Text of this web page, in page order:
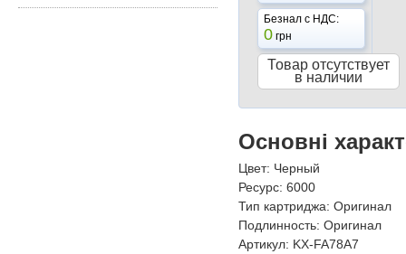
Безнал с НДС:
0 грн
Товар отсутствует
в наличии
Основні
Цвет: Черный
Ресурс: 6000
Тип картриджа: Оригинал
Подлинность: Оригинал
Артикул: KX-FA78A7